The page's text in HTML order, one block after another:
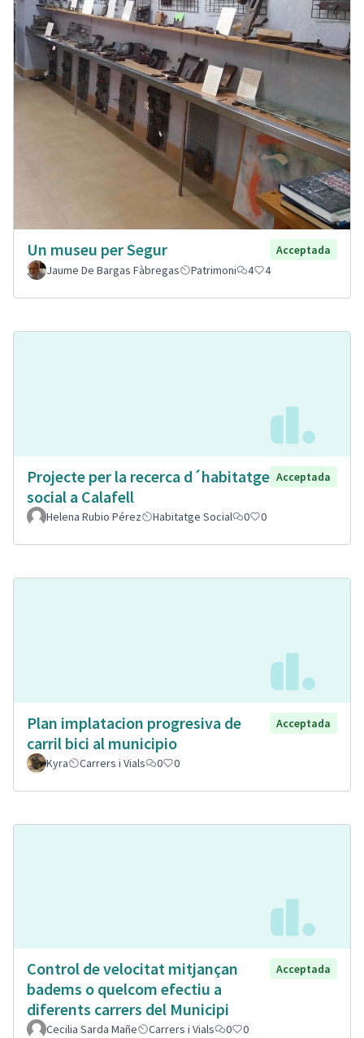
Un museu per Segur
Acceptada
Jaume De Bargas Fàbregas
Patrimoni 4 4
Projecte per la recerca d´habitatge
social a Calafell
Acceptada
Helena Rubio Pérez Habitatge Social 0 0
Plan implatacion progresiva de
carril bici al municipio
Acceptada
Kyra Carrers i Vials 0 0
Control de velocitat mitjançan
badems o quelcom efectiu a
diferents carrers del Municipi
Acceptada
Cecilia Sarda Mañe Carrers i Vials 0 0